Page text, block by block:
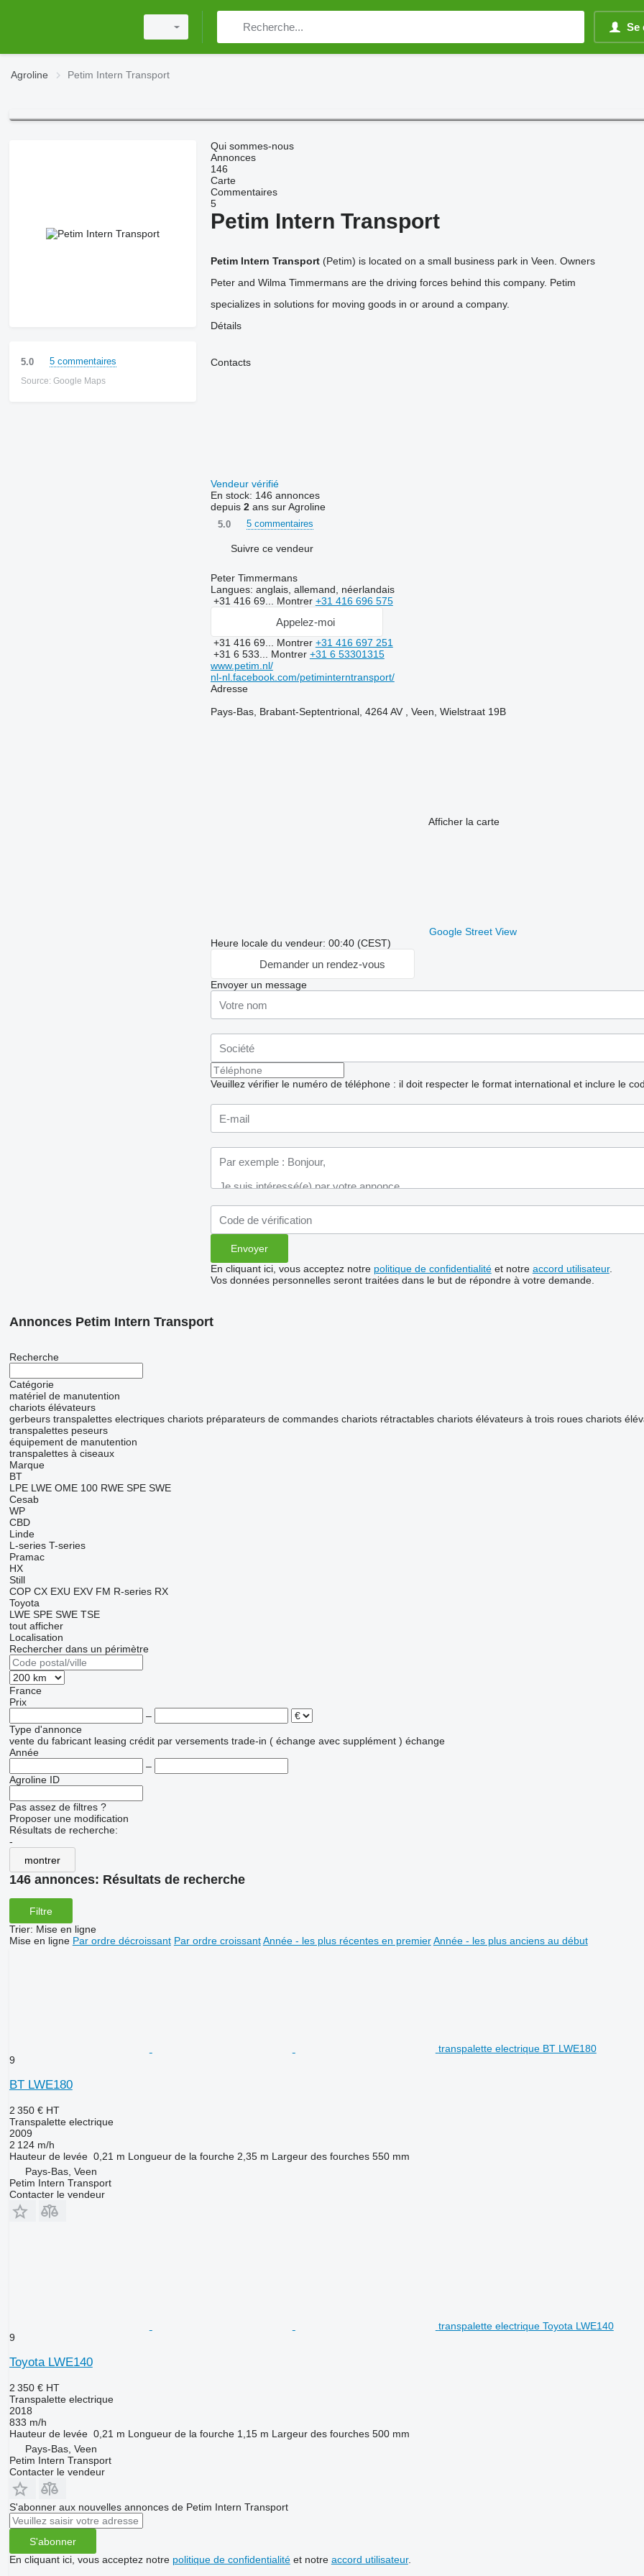
Se
Agroline Petim Intern Transport
5.0 5 commentaires
Source: Google Maps
Qui sommes-nous
Annonces
146
Carte
Commentaires
5
Petim Intern Transport
Petim Intern Transport(Petim) is located on a small business park in Veen. Owners
Peter and Wilma Timmermans are the driving forces behind this company. Petim
specializes in solutions for moving goods in or around a company.
Détails
Contacts
Vendeur vérifié
En stock: 146 annonces
depuis 2ans sur Agroline
5.0 5 commentaires
Suivre ce vendeur
Peter Timmermans
Langues: anglais, allemand, néerlandais
+31 416 69... Montrer +31 416 696 575
Appelez-moi
+31 416 69... Montrer +31 416 697 251
+31 6 533... Montrer +31 6 53301315
www.petim.nl/
nl-nl.facebook.com/petiminterntransport/
Adresse
Pays-Bas, Brabant-Septentrional, 4264 AV , Veen, Wielstraat 19B
Afficher la carte
Google Street View
Heure locale du vendeur: 00:40 (CEST)
Demander un rendez-vous
Envoyer un message
Veuillez vérifier le numéro de téléphone : il doit respecter le format international et inclure le
En cliquant ici, vous acceptez notre politique de confidentialitéet notre accord utilisateur.
Vos données personnelles seront traitées dans le but de répondre à votre demande.
Annonces Petim Intern Transport
Recherche
Catégorie
matériel de manutention
chariots élévateurs
gerbeurs transpalettes electriques chariots préparateurs de commandes chariots rétractables chariots élévateurs à trois roues chariots
transpalettes peseurs
équipement de manutention
transpalettes à ciseaux
Marque
BT
LPE LWE OME 100 RWE SPE SWE
Cesab
WP
CBD
Linde
L-series T-series
Pramac
HX
Still
COP CX EXU EXV FM R-series RX
Toyota
LWE SPE SWE TSE
tout afficher
Localisation
Rechercher dans un périmètre
France
Prix
–
Type d'annonce
vente du fabricant leasing crédit par versements trade-in ( échange avec supplément ) échange
Année
–
Agroline ID
Pas assez de filtres ?
Proposer une modification
Résultats de recherche:
-
montrer
146 annonces: Résultats de recherche
Filtre
Trier: Mise en ligne
Mise en ligne Par ordre décroissant Par ordre croissant Année - les plus récentes en premier Année - les plus anciens au début
transpalette electrique BT LWE180
9
BT LWE180
2 350 € HT
Transpalette electrique
2009
2 124 m/h
Hauteur de levée 0,21 m Longueur de la fourche 2,35 m Largeur des fourches 550 mm
Pays-Bas, Veen
Petim Intern Transport
Contacter le vendeur
transpalette electrique Toyota LWE140
9
Toyota LWE140
2 350 € HT
Transpalette electrique
2018
833 m/h
Hauteur de levée 0,21 m Longueur de la fourche 1,15 m Largeur des fourches 500 mm
Pays-Bas, Veen
Petim Intern Transport
Contacter le vendeur
S'abonner aux nouvelles annonces de Petim Intern Transport
S'abonner
En cliquant ici, vous acceptez notre politique de confidentialitéet notre accord utilisateur.